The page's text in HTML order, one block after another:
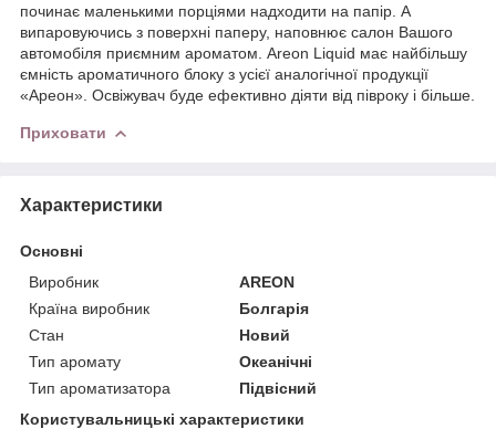
починає маленькими порціями надходити на папір. А
випаровуючись з поверхні паперу, наповнює салон Вашого
автомобіля приємним ароматом. Areon Liquid має найбільшу
ємність ароматичного блоку з усієї аналогічної продукції
«Ареон». Освіжувач буде ефективно діяти від півроку і більше.
Приховати
Характеристики
Основні
Виробник
AREON
Країна виробник
Болгарія
Стан
Новий
Тип аромату
Океанічні
Тип ароматизатора
Підвісний
Користувальницькі характеристики